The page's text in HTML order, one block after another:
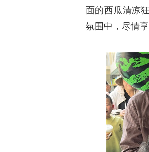
面的西瓜清凉
氛围中，尽情